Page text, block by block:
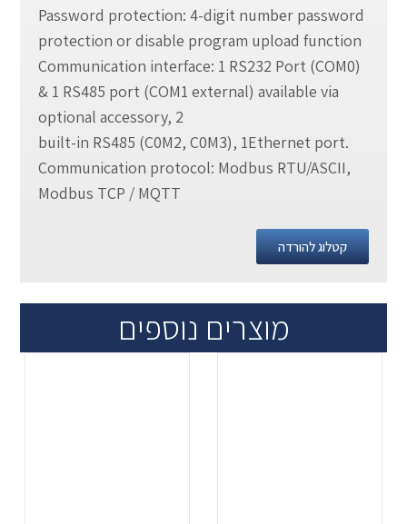
Password protection: 4-digit number password
protection or disable program upload function
Communication interface: 1 RS232 Port (COM0)
& 1 RS485 port (COM1 external) available via
optional accessory, 2
built-in RS485 (C0M2, C0M3), 1Ethernet port.
Communication protocol: Modbus RTU/ASCII,
Modbus TCP / MQTT
קטלוג להורדה
מוצרים נוספים